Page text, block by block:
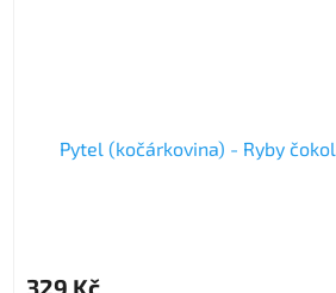
Pytel (kočárkovina) - Ryby
329 Kč